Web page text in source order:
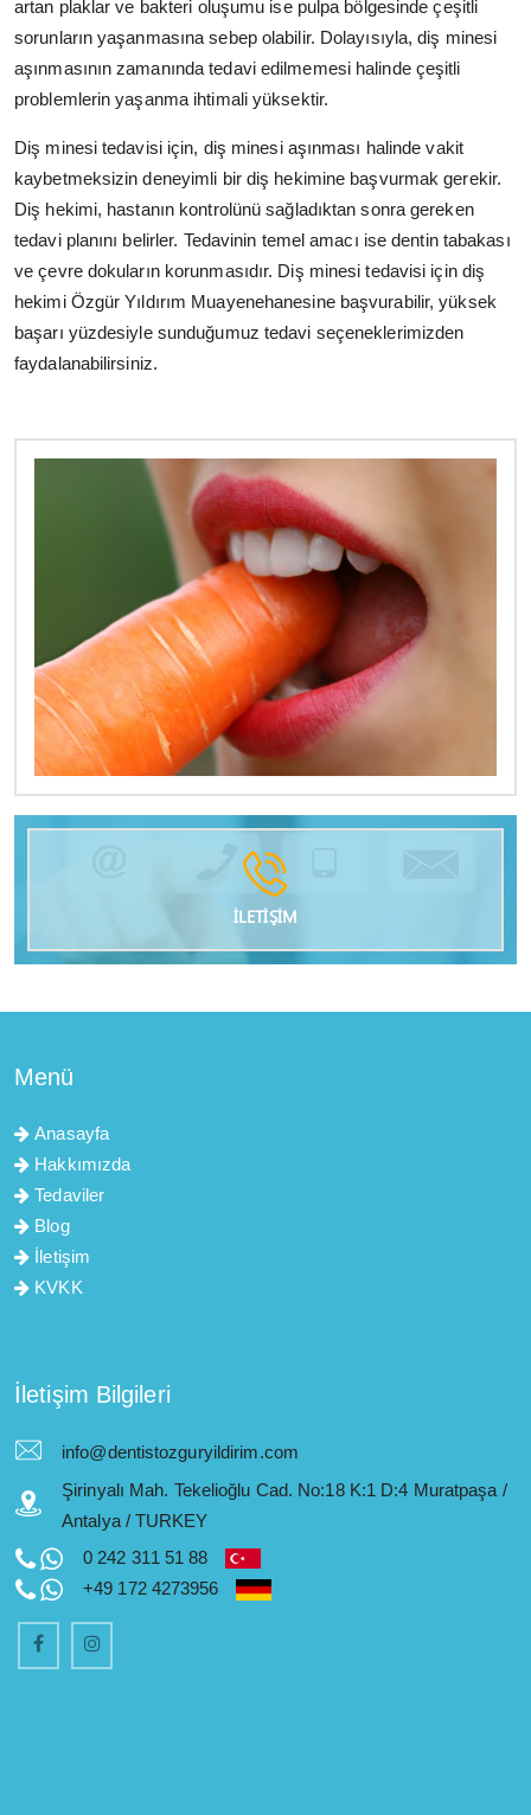
artan plaklar ve bakteri oluşumu ise pulpa bölgesinde çeşitli
sorunların yaşanmasına sebep olabilir. Dolayısıyla, diş minesi
aşınmasının zamanında tedavi edilmemesi halinde çeşitli
problemlerin yaşanma ihtimali yüksektir.
Diş minesi tedavisi için, diş minesi aşınması halinde vakit
kaybetmeksizin deneyimli bir diş hekimine başvurmak gerekir.
Diş hekimi, hastanın kontrolünü sağladıktan sonra gereken
tedavi planını belirler. Tedavinin temel amacı ise dentin tabakası
ve çevre dokuların korunmasıdır. Diş minesi tedavisi için diş
hekimi Özgür Yıldırım Muayenehanesine başvurabilir, yüksek
başarı yüzdesiyle sunduğumuz tedavi seçeneklerimizden
faydalanabilirsiniz.
İLETİŞİM
Menü
Anasayfa
Hakkımızda
Tedaviler
Blog
İletişim
KVKK
İletişim Bilgileri
info@dentistozguryildirim.com
Şirinyalı Mah. Tekelioğlu Cad. No:18 K:1 D:4 Muratpaşa /
Antalya / TURKEY
0 242 311 51 88
+49 172 4273956